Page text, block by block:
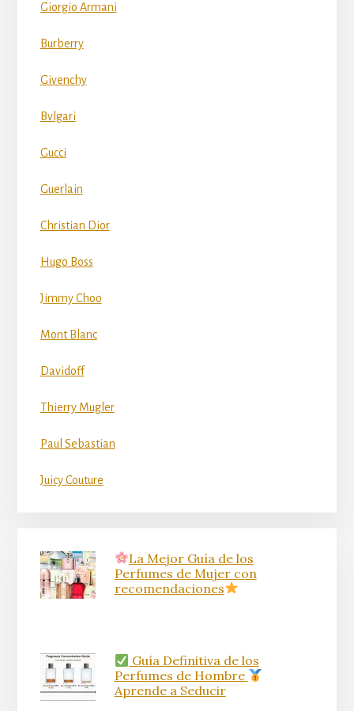
Giorgio Armani
Burberry
Givenchy
Bvlgari
Gucci
Guerlain
Christian Dior
Hugo Boss
Jimmy Choo
Mont Blanc
Davidoff
Thierry Mugler
Paul Sebastian
Juicy Couture
La Mejor Guía de los
Perfumes de Mujer con
recomendaciones
Guía Definitiva de los
Perfumes de Hombre
Aprende a Seducir